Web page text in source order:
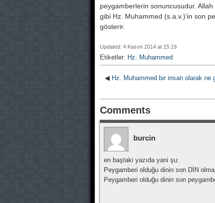
peygamberlerin sonuncusudur.
gibi Hz. Muhammed (s.a.v.)’in son
gösterir.
Updated: 4 Kasım 2014 at 15:19
Etiketler: Hz. Muhammed
◀ Hz. Muhammed bir insan olarak ne
Comments
burcin
en baştaki yazıda yani şu:
Peygamberi olduğu dinin son DİN
Peygamberi olduğu dinin son